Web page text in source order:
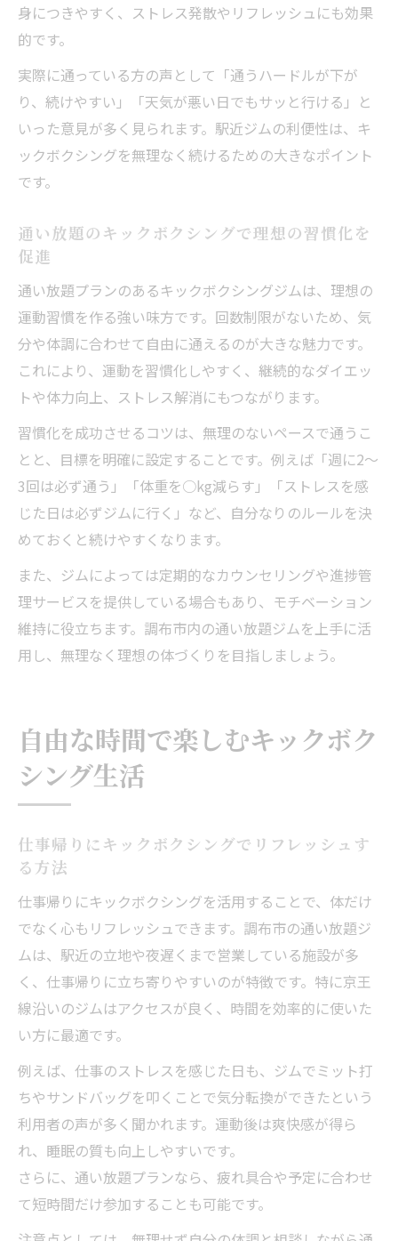
身につきやすく、ストレス発散やリフレッシュにも効果
的です。
実際に通っている方の声として「通うハードルが下が
り、続けやすい」「天気が悪い日でもサッと行ける」と
いった意見が多く見られます。駅近ジムの利便性は、キ
ックボクシングを無理なく続けるための大きなポイント
です。
通い放題のキックボクシングで理想の習慣化を
促進
通い放題プランのあるキックボクシングジムは、理想の
運動習慣を作る強い味方です。回数制限がないため、気
分や体調に合わせて自由に通えるのが大きな魅力です。
これにより、運動を習慣化しやすく、継続的なダイエッ
トや体力向上、ストレス解消にもつながります。
習慣化を成功させるコツは、無理のないペースで通うこ
とと、目標を明確に設定することです。例えば「週に2〜
3回は必ず通う」「体重を○kg減らす」「ストレスを感
じた日は必ずジムに行く」など、自分なりのルールを決
めておくと続けやすくなります。
また、ジムによっては定期的なカウンセリングや進捗管
理サービスを提供している場合もあり、モチベーション
維持に役立ちます。調布市内の通い放題ジムを上手に活
用し、無理なく理想の体づくりを目指しましょう。
自由な時間で楽しむキックボク
シング生活
仕事帰りにキックボクシングでリフレッシュす
る方法
仕事帰りにキックボクシングを活用することで、体だけ
でなく心もリフレッシュできます。調布市の通い放題ジ
ムは、駅近の立地や夜遅くまで営業している施設が多
く、仕事帰りに立ち寄りやすいのが特徴です。特に京王
線沿いのジムはアクセスが良く、時間を効率的に使いた
い方に最適です。
例えば、仕事のストレスを感じた日も、ジムでミット打
ちやサンドバッグを叩くことで気分転換ができたという
利用者の声が多く聞かれます。運動後は爽快感が得ら
れ、睡眠の質も向上しやすいです。
さらに、通い放題プランなら、疲れ具合や予定に合わせ
て短時間だけ参加することも可能です。